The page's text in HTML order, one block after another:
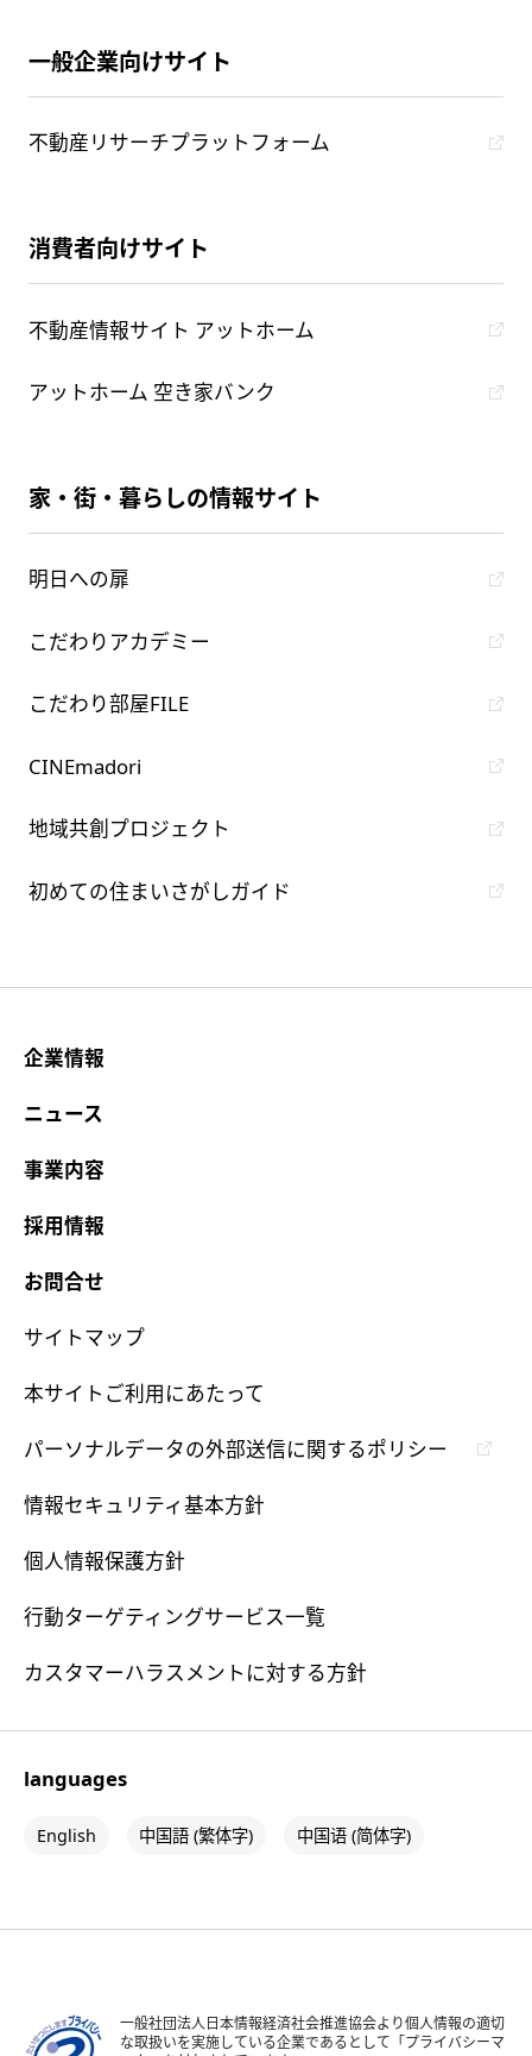
一般企業向けサイト
不動産リサーチプラットフォーム
消費者向けサイト
不動産情報サイト アットホーム
アットホーム 空き家バンク
家・街・暮らしの情報サイト
明日への扉
こだわりアカデミー
こだわり部屋FILE
CINEmadori
地域共創プロジェクト
初めての住まいさがしガイド
企業情報
ニュース
事業内容
採用情報
お問合せ
サイトマップ
本サイトご利用にあたって
パーソナルデータの外部送信に関するポリシー
情報セキュリティ基本方針
個人情報保護方針
行動ターゲティングサービス一覧
カスタマーハラスメントに対する方針
languages
English 中国語 (繁体字) 中国语 (简体字)
一般社団法人日本情報経済社会推進協会より個人情報の適切
な取扱いを実施している企業であるとして「プライバシーマ